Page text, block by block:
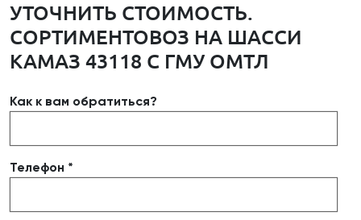
УТОЧНИТЬ СТОИМОСТЬ.
СОРТИМЕНТОВОЗ НА ШАССИ
КАМАЗ 43118 С ГМУ ОМТЛ
Как к вам обратиться?
Телефон *